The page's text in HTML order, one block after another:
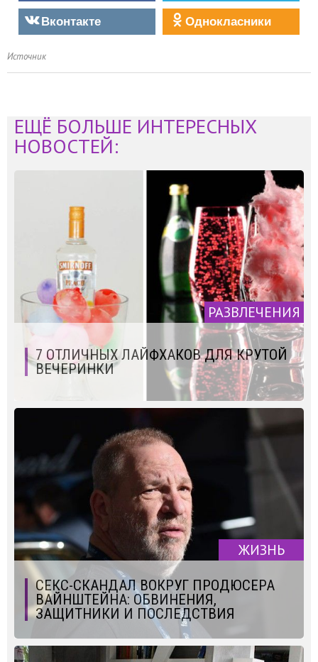
Вконтакте Однокласники
Источник
ЕЩЁ БОЛЬШЕ ИНТЕРЕСНЫХ
НОВОСТЕЙ:
РАЗВЛЕЧЕНИЯ
7 ОТЛИЧНЫХ ЛАЙФХАКОВ ДЛЯ КРУТОЙ
ВЕЧЕРИНКИ
ЖИЗНЬ
СЕКС-СКАНДАЛ ВОКРУГ ПРОДЮСЕРА
ВАЙНШТЕЙНА: ОБВИНЕНИЯ,
ЗАЩИТНИКИ И ПОСЛЕДСТВИЯ